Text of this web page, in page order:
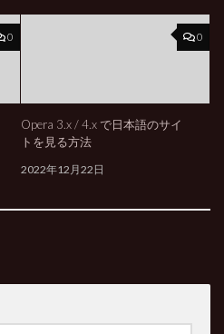
0 0
Opera 3.x / 4.x で日本語のサイ
トを見る方法
2022年12月22日